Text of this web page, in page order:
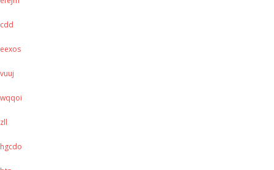
cdd
eexos
vuuj
wqqoi
zll
hgcdo